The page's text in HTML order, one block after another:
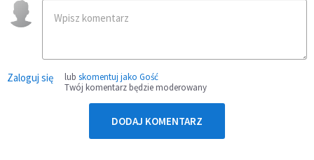
Zaloguj się lub skomentuj jako Gość
Twój komentarz będzie moderowany
DODAJ KOMENTARZ